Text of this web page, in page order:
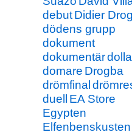
debutDidier
dödens grupp
dokument
dokumentär
domare Drogba
drömfinal
duell EA Store
Egypten
Elfenbenskusten